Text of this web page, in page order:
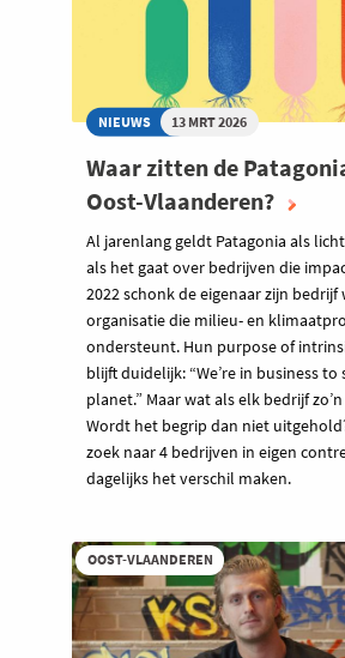
NIEUWS 13 MRT 2026
Waar zitten de
Oost-Vlaanderen?
Al jarenlang geldt Patagonia als
als het gaat over bedrijven die
2022 schonk de eigenaar zijn bedrijf
organisatie die milieu- en
ondersteunt. Hun purpose of
blijft duidelijk: “We’re in business
planet.” Maar wat als elk bedrijf
Wordt het begrip dan niet
zoek naar 4 bedrijven in eigen
dagelijks het verschil maken.
OOST-VLAANDEREN